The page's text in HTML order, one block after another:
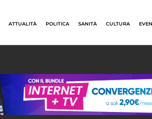
ATTUALITÀ POLITICA SANITÀ CULTURA